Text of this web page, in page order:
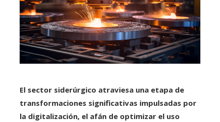
El sector siderúrgico atraviesa una etapa de
transformaciones significativas impulsadas por
la digitalización, el afán de optimizar el uso